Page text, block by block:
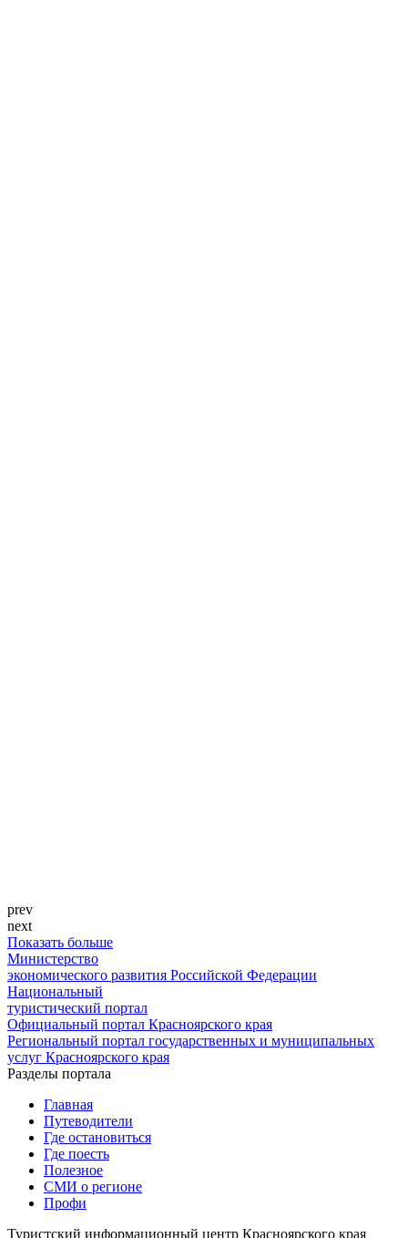
prev
next
Показать больше
Министерство
экономического развития Российской Федерации
Национальный
туристический портал
Официальный портал Красноярского края
Региональный портал государственных и муниципальных
услуг Красноярского края
Разделы портала
Главная
Путеводители
Где остановиться
Где поесть
Полезное
СМИ о регионе
Профи
Туристский информационный центр Красноярского края